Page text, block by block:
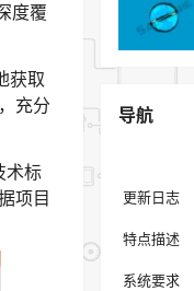
度覆
获取
充分
术标
项目
导航
更新日志
特点描述
系统要求